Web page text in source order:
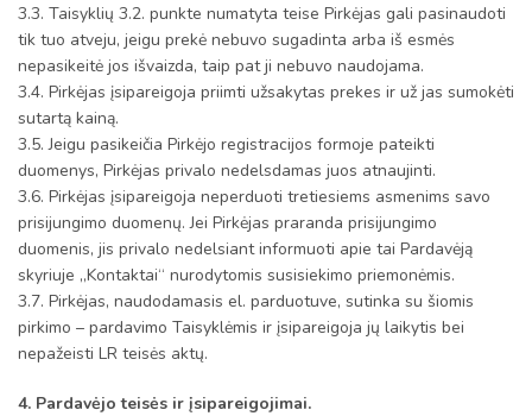
3.3. Taisyklių 3.2. punkte numatyta teise Pirkėjas gali pasinaudoti
tik tuo atveju, jeigu prekė nebuvo sugadinta arba iš esmės
nepasikeitė jos išvaizda, taip pat ji nebuvo naudojama.
3.4. Pirkėjas įsipareigoja priimti užsakytas prekes ir už jas sumokėti
sutartą kainą.
3.5. Jeigu pasikeičia Pirkėjo registracijos formoje pateikti
duomenys, Pirkėjas privalo nedelsdamas juos atnaujinti.
3.6. Pirkėjas įsipareigoja neperduoti tretiesiems asmenims savo
prisijungimo duomenų. Jei Pirkėjas praranda prisijungimo
duomenis, jis privalo nedelsiant informuoti apie tai Pardavėją
skyriuje „Kontaktai“ nurodytomis susisiekimo priemonėmis.
3.7. Pirkėjas, naudodamasis el. parduotuve, sutinka su šiomis
pirkimo – pardavimo Taisyklėmis ir įsipareigoja jų laikytis bei
nepažeisti LR teisės aktų.
4. Pardavėjo teisės ir įsipareigojimai.